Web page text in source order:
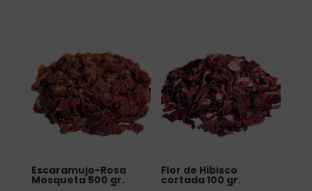
Escaramujo-Rosa
Mosqueta 500 gr.
Flor de Hibisco
cortada 100 gr.